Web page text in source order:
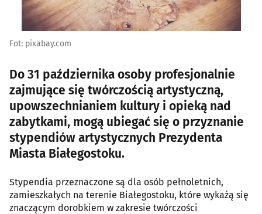
Fot: pixabay.com
Do 31 października osoby profesjonalnie
zajmujące się twórczością artystyczną,
upowszechnianiem kultury i opieką nad
zabytkami, mogą ubiegać się o przyznanie
stypendiów artystycznych Prezydenta
Miasta Białegostoku.
Stypendia przeznaczone są dla osób pełnoletnich,
zamieszkałych na terenie Białegostoku, które wykażą się
znaczącym dorobkiem w zakresie twórczości